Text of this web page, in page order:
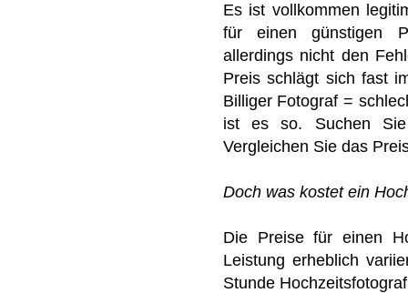
Es ist vollkommen
für einen günstigen
allerdings nicht den
Preis schlägt sich fast
Billiger Fotograf =
ist es so. Suchen
Vergleichen Sie das
Doch was kostet ein
Die Preise für einen
Leistung erheblich
Stunde